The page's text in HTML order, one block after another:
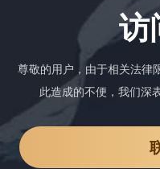
访
尊敬的用户，由于相关法律
此造成的不便，我们深